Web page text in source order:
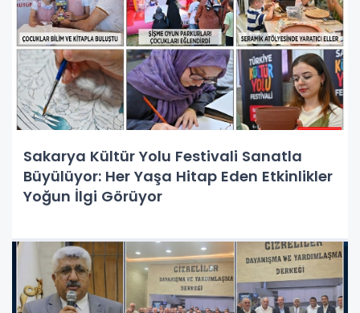
Sakarya Kültür Yolu Festivali Sanatla
Büyülüyor: Her Yaşa Hitap Eden Etkinlikler
Yoğun İlgi Görüyor